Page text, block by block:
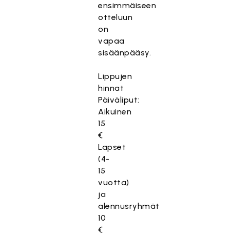
ensimmäiseen
otteluun
on
vapaa
sisäänpääsy.
Lippujen
hinnat
Päiväliput:
Aikuinen
15
€
Lapset
(4-
15
vuotta)
ja
alennusryhmät
10
€